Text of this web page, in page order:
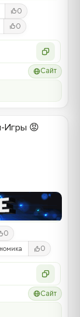
0
0
Сайт
Игры 😡
0
0
Сайт